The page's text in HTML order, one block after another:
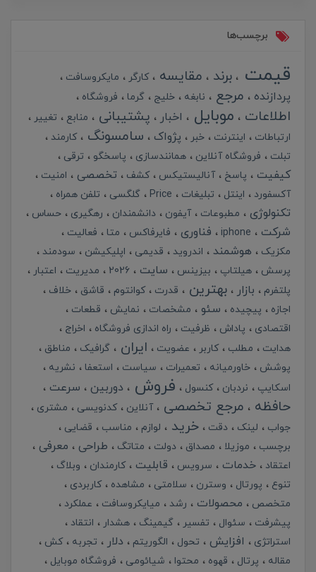
برچسب‌ها
قیمت برند مقایسه کارگر مایکروسافت
پردازنده مرجع نابغه خلیج گرما فروشگاه
اطلاعات موبایل اخبار پشتیبانی منابع
تغییر
ارتباطات
اینترنت خبر پژواک سامسونگ
کارمند
تبلت
فروشگاه آنلاین همانندسازی پاسخگو ترقی
کیفیت پاسخ آنالیستیکس کشف تخصصی
امنیت
آکسفورد
اینتل تبلیغات Price گلگسی تلفن همراه
تکنولوژی مطبوعات آیفون دانشمندان رهگیری حساس
شرکت iphone فناوری فایرفاکس متا
فعالیت
مکزیک
هوشمند اندروید قدیمی اپلیکیشن
سودمند
پرسش
هیلتاپ بیزینس سایت 2026 مدیریت
اعتبار
پلتفرم
بازار بهترین قدرت کوانتوم قاشق
خلاف
اجازه
پیچیده سئو مشخصات نمایش
قطعات
اقتصادی
پاداش ظرفیت راه اندازی فروشگاه
اخراج
هدایت
مطلب کاربر عضویت ایران گرافیک
مناطق
پوشش
خاورمیانه تعمیرات سیاست استعفا
نشریه
اسکایپ
نردبان کنسول فروش دوربین سرعت
حافظه مرجع تخصصی آنلاین کدنویسی
مشتری
جواب
لینک دقت خرید لوازم مناسب
قضایی
برچسب
موزیلا مصداق دولت متاتگ طراحی معرفی
اعتقاد خدمات سرویس قابلیت کارمندان
وبلاگ
تنوع
پورتال وسترن سلامتی مشاهده
کاربردی
متخصص
محصولات رشد میایکروسافت
عملکرد
پیشرفت
سئوال تفسیر گیمینگ هشدار
انتقاد
استراتژی
افزایش تحول الگوریتم دلار تجربه
کش
مقاله
پرتال قهوه محتوا شیائومی
فروشگاه موبایل